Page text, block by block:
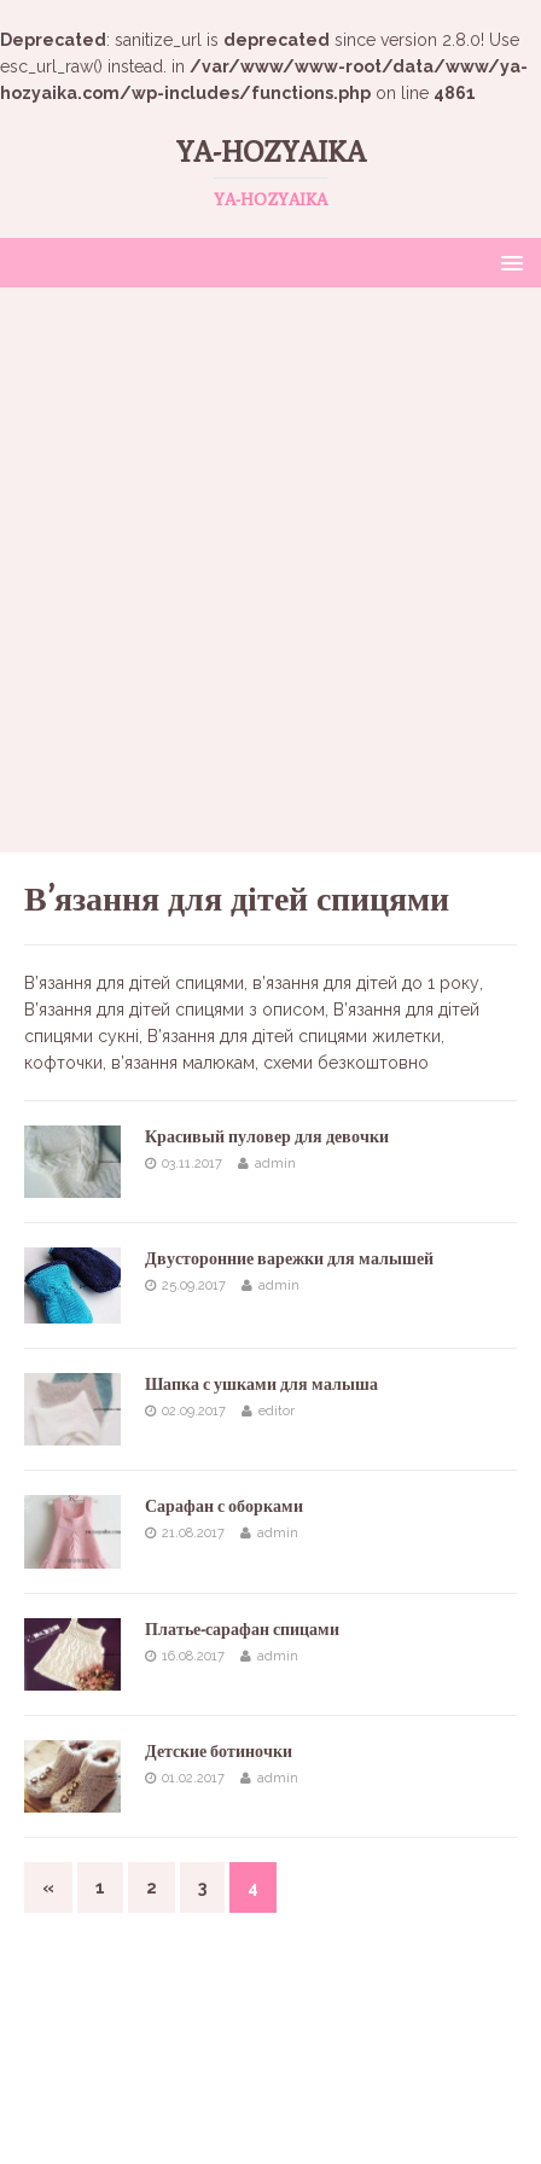
Deprecated : sanitize_url is deprecated since version 2.8.0! Use
esc_url_raw() instead. in /var/www/www-root/data/www/ya-
hozyaika.com/wp-includes/functions.php on line 4861
YA-HOZYAIKA
YA-HOZYAIKA
В’язання для дітей спицями
В’язання для дітей спицями, в’язання для дітей до 1 року,
В’язання для дітей спицями з описом, В’язання для дітей
спицями сукні, В’язання для дітей спицями жилетки,
кофточки, в’язання малюкам, схеми безкоштовно
Красивый пуловер для девочки
03.11.2017 admin
Двусторонние варежки для малышей
25.09.2017 admin
Шапка с ушками для малыша
02.09.2017 editor
Сарафан с оборками
21.08.2017 admin
Платье-сарафан спицами
16.08.2017 admin
Детские ботиночки
01.02.2017 admin
« 1 2 3 4